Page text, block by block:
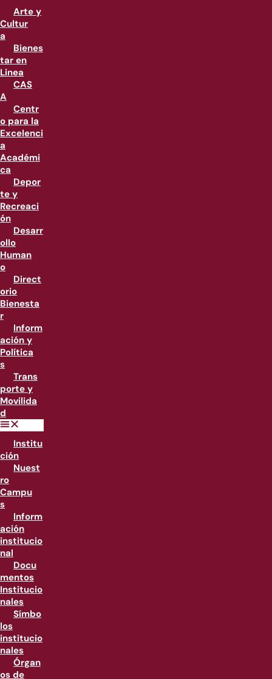
Arte y
Cultur
a
Bienes
tar en
Linea
CAS
A
Centr
o para la
Excelenci
a
Académi
ca
Depor
te y
Recreaci
ón
Desarr
ollo
Human
o
Direct
orio
Bienesta
r
Inform
ación y
Política
s
Trans
porte y
Movilida
d
Institu
ción
Nuest
ro
Campu
s
Inform
ación
institucio
nal
Docu
mentos
Institucio
nales
Símbo
los
institucio
nales
Órgan
os de